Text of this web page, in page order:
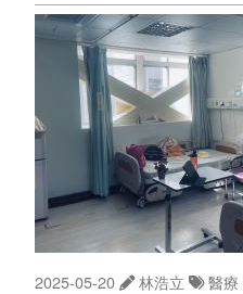
2025-05-20 林浩立 醫療